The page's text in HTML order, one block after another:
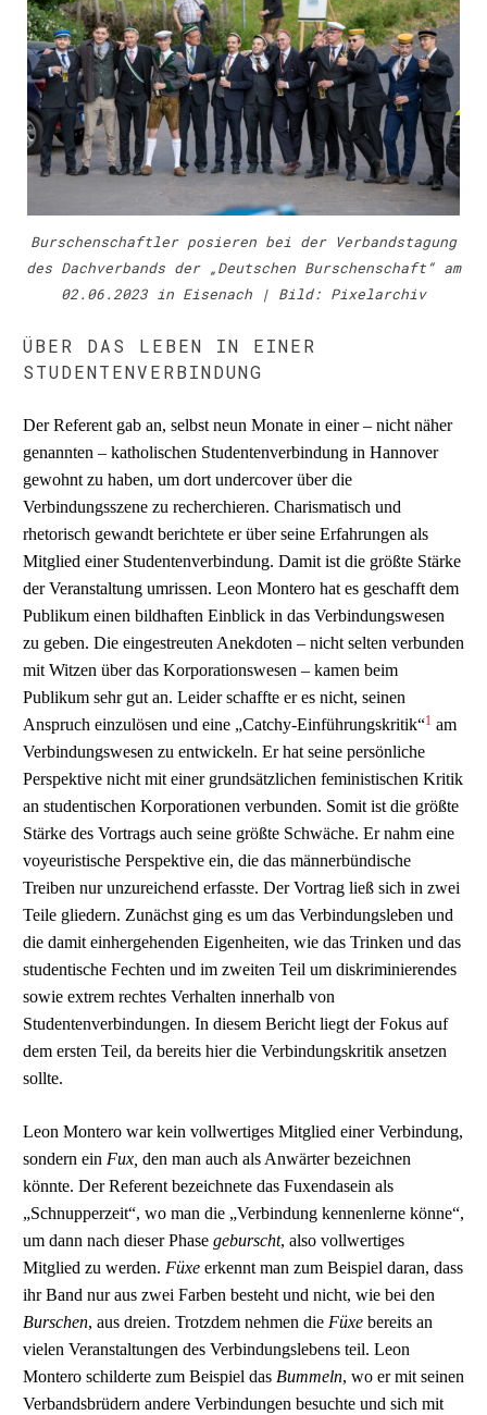
Burschenschaftler posieren bei der Verbandstagung
des Dachverbands der „Deutschen Burschenschaft“ am
02.06.2023 in Eisenach | Bild: Pixelarchiv
ÜBER DAS LEBEN IN EINER
STUDENTENVERBINDUNG
Der Referent gab an, selbst neun Monate in einer – nicht näher
genannten – katholischen Studentenverbindung in Hannover
gewohnt zu haben, um dort undercover über die
Verbindungsszene zu recherchieren. Charismatisch und
rhetorisch gewandt berichtete er über seine Erfahrungen als
Mitglied einer Studentenverbindung. Damit ist die größte Stärke
der Veranstaltung umrissen. Leon Montero hat es geschafft dem
Publikum einen bildhaften Einblick in das Verbindungswesen
zu geben. Die eingestreuten Anekdoten – nicht selten verbunden
mit Witzen über das Korporationswesen – kamen beim
Publikum sehr gut an. Leider schaffte er es nicht, seinen
Anspruch einzulösen und eine „Catchy-Einführungskritik“1 am
Verbindungswesen zu entwickeln. Er hat seine persönliche
Perspektive nicht mit einer grundsätzlichen feministischen Kritik
an studentischen Korporationen verbunden. Somit ist die größte
Stärke des Vortrags auch seine größte Schwäche. Er nahm eine
voyeuristische Perspektive ein, die das männerbündische
Treiben nur unzureichend erfasste. Der Vortrag ließ sich in zwei
Teile gliedern. Zunächst ging es um das Verbindungsleben und
die damit einhergehenden Eigenheiten, wie das Trinken und das
studentische Fechten und im zweiten Teil um diskriminierendes
sowie extrem rechtes Verhalten innerhalb von
Studentenverbindungen. In diesem Bericht liegt der Fokus auf
dem ersten Teil, da bereits hier die Verbindungskritik ansetzen
sollte.
Leon Montero war kein vollwertiges Mitglied einer Verbindung,
sondern ein Fux, den man auch als Anwärter bezeichnen
könnte. Der Referent bezeichnete das Fuxendasein als
„Schnupperzeit“, wo man die „Verbindung kennenlerne könne“,
um dann nach dieser Phase geburscht, also vollwertiges
Mitglied zu werden. Füxeerkennt man zum Beispiel daran, dass
ihr Band nur aus zwei Farben besteht und nicht, wie bei den
Burschen, aus dreien. Trotzdem nehmen die Füxebereits an
vielen Veranstaltungen des Verbindungslebens teil. Leon
Montero schilderte zum Beispiel das Bummeln, wo er mit seinen
Verbandsbrüdern andere Verbindungen besuchte und sich mit